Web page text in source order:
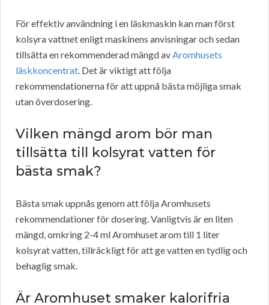
För effektiv användning i en läskmaskin kan man först
kolsyra vattnet enligt maskinens anvisningar och sedan
tillsätta en rekommenderad mängd av Aromhusets
läskkoncentrat . Det är viktigt att följa
rekommendationerna för att uppnå bästa möjliga smak
utan överdosering.
Vilken mängd arom bör man
tillsätta till kolsyrat vatten för
bästa smak?
Bästa smak uppnås genom att följa Aromhusets
rekommendationer för dosering. Vanligtvis är en liten
mängd, omkring 2-4 ml Aromhuset arom till 1 liter
kolsyrat vatten, tillräckligt för att ge vatten en tydlig och
behaglig smak.
Är Aromhuset smaker kalorifria